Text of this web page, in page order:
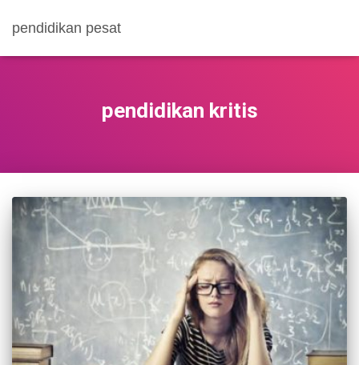
pendidikan pesat
pendidikan kritis